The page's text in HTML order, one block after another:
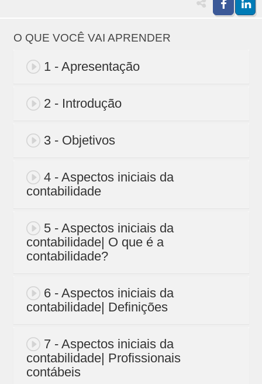
O QUE VOCÊ VAI APRENDER
1 - Apresentação
2 - Introdução
3 - Objetivos
4 - Aspectos iniciais da
contabilidade
5 - Aspectos iniciais da
contabilidade| O que é a
contabilidade?
6 - Aspectos iniciais da
contabilidade| Definições
7 - Aspectos iniciais da
contabilidade| Profissionais
contábeis